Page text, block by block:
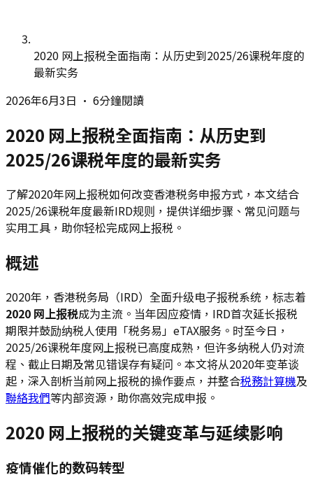
2020 网上报税全面指南：从历史到2025/26课税年度的
最新实务
2026年6月3日 • 6分鐘閱讀
2020 网上报税全面指南：从历史到
2025/26课税年度的最新实务
了解2020年网上报税如何改变香港税务申报方式，本文结合
2025/26课税年度最新IRD规则，提供详细步骤、常见问题与
实用工具，助你轻松完成网上报税。
概述
2020年，香港税务局（IRD）全面升级电子报税系统，标志着
2020 网上报税成为主流。当年因应疫情，IRD首次延长报税
期限并鼓励纳税人使用「税务易」eTAX服务。时至今日，
2025/26课税年度网上报税已高度成熟，但许多纳税人仍对流
程、截止日期及常见错误存有疑问。本文将从2020年变革谈
起，深入剖析当前网上报税的操作要点，并整合税務計算機及
聯絡我們等内部资源，助你高效完成申报。
2020 网上报税的关键变革与延续影响
疫情催化的数码转型